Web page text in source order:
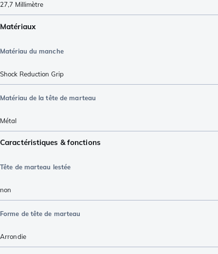
27,7 Millimètre
Matériaux
Matériau du manche
Shock Reduction Grip
Matériau de la tête de marteau
Métal
Caractéristiques & fonctions
Tête de marteau lestée
non
Forme de tête de marteau
Arrondie